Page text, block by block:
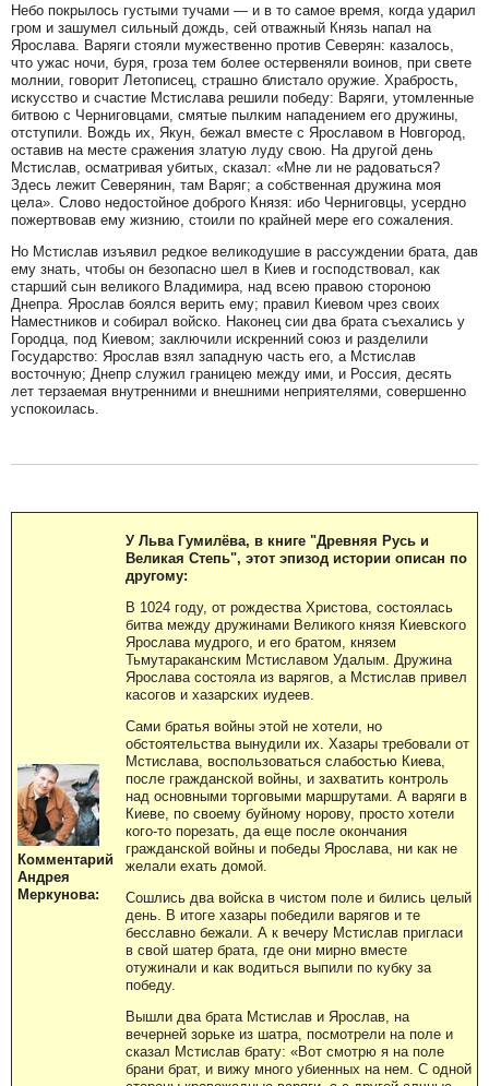
Небо покрылось густыми тучами — и в то самое время, когда ударил
гром и зашумел сильный дождь, сей отважный Князь напал на
Ярослава. Варяги стояли мужественно против Северян: казалось,
что ужас ночи, буря, гроза тем более остервеняли воинов, при свете
молнии, говорит Летописец, страшно блистало оружие. Храбрость,
искусство и счастие Мстислава решили победу: Варяги, утомленные
битвою с Черниговцами, смятые пылким нападением его дружины,
отступили. Вождь их, Якун, бежал вместе с Ярославом в Новгород,
оставив на месте сражения златую луду свою. На другой день
Мстислав, осматривая убитых, сказал: «Мне ли не радоваться?
Здесь лежит Северянин, там Варяг; а собственная дружина моя
цела». Слово недостойное доброго Князя: ибо Черниговцы, усердно
пожертвовав ему жизнию, стоили по крайней мере его сожаления.
Но Мстислав изъявил редкое великодушие в рассуждении брата, дав
ему знать, чтобы он безопасно шел в Киев и господствовал, как
старший сын великого Владимира, над всею правою стороною
Днепра. Ярослав боялся верить ему; правил Киевом чрез своих
Наместников и собирал войско. Наконец сии два брата съехались у
Городца, под Киевом; заключили искренний союз и разделили
Государство: Ярослав взял западную часть его, а Мстислав
восточную; Днепр служил границею между ими, и Россия, десять
лет терзаемая внутренними и внешними неприятелями, совершенно
успокоилась.
Комментарий
Андрея
Меркунова:
У Льва Гумилёва, в книге "Древняя Русь и
Великая Степь", этот эпизод истории описан по
другому:
В 1024 году, от рождества Христова, состоялась
битва между дружинами Великого князя Киевского
Ярослава мудрого, и его братом, князем
Тьмутараканским Мстиславом Удалым. Дружина
Ярослава состояла из варягов, а Мстислав привел
касогов и хазарских иудеев.
Сами братья войны этой не хотели, но
обстоятельства вынудили их. Хазары требовали от
Мстислава, воспользоваться слабостью Киева,
после гражданской войны, и захватить контроль
над основными торговыми маршрутами. А варяги в
Киеве, по своему буйному норову, просто хотели
кого-то порезать, да еще после окончания
гражданской войны и победы Ярослава, ни как не
желали ехать домой.
Сошлись два войска в чистом поле и бились целый
день. В итоге хазары победили варягов и те
бесславно бежали. А к вечеру Мстислав пригласи
в свой шатер брата, где они мирно вместе
отужинали и как водиться выпили по кубку за
победу.
Вышли два брата Мстислав и Ярослав, на
вечерней зорьке из шатра, посмотрели на поле и
сказал Мстислав брату: «Вот смотрю я на поле
брани брат, и вижу много убиенных на нем. С одной